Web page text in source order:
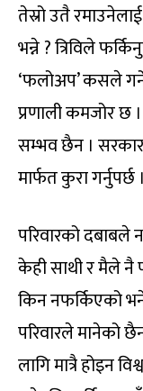
तेस्रो उतै
भन्ने ? त्रिविले
‘फलोअप’ कसले
प्रणाली कमजोर छ
सम्भव छैन ।
मार्फत कुरा गर्नुपर्छ ।
परिवारको दबाबले
केही साथी र मैले नै
किन नफर्किएको
परिवारले मानेको
लागि मात्रै होइन